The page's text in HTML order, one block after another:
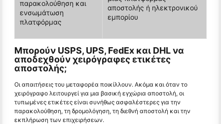
παρακολούθηση και
ενσωμάτωση
πλατφόρμας
αποστολής ή ηλεκτρονικού
εμπορίου
Μπορούν USPS, UPS, FedEx και DHL να
αποδεχθούν χειρόγραφες ετικέτες
αποστολής;
Οι απαιτήσεις του μεταφορέα ποικίλλουν. Ακόμα και όταν το
χειρόγραφο λειτουργεί για μια βασική εγχώρια αποστολή, οι
τυπωμένες ετικέτες είναι συνήθως ασφαλέστερες για την
παρακολούθηση, τη δρομολόγηση, τη διεθνή αποστολή και την
εκπλήρωση των επιχειρήσεων.